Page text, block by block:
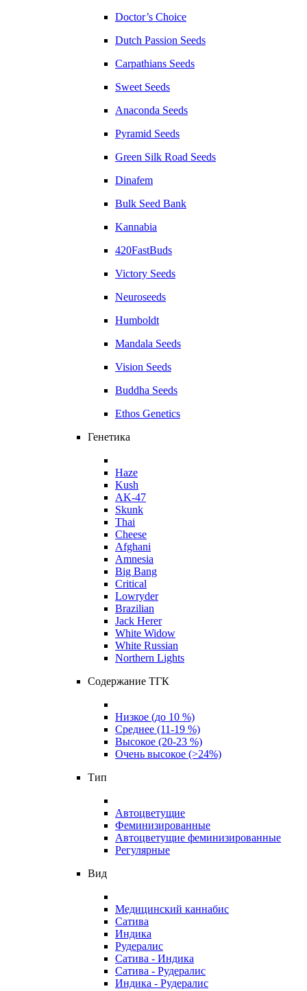
Doctor’s Choice
Dutch Passion Seeds
Carpathians Seeds
Sweet Seeds
Anaconda Seeds
Pyramid Seeds
Green Silk Road Seeds
Dinafem
Bulk Seed Bank
Kannabia
420FastBuds
Victory Seeds
Neuroseeds
Humboldt
Mandala Seeds
Vision Seeds
Buddha Seeds
Ethos Genetics
Генетика
Haze
Kush
AK-47
Skunk
Thai
Cheese
Afghani
Amnesia
Big Bang
Critical
Lowryder
Brazilian
Jack Herer
White Widow
White Russian
Northern Lights
Содержание ТГК
Низкое (до 10 %)
Среднее (11-19 %)
Высокое (20-23 %)
Очень высокое (>24%)
Тип
Автоцветущие
Феминизированные
Автоцветущие феминизированные
Регулярные
Вид
Медицинский каннабис
Сатива
Индика
Рудералис
Сатива - Индика
Сатива - Рудералис
Индика - Рудералис